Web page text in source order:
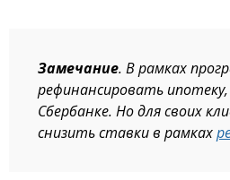
Замечание. В рамках
рефинансировать
Сбербанке. Но для своих
снизить ставки в рамках